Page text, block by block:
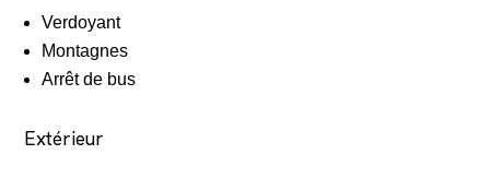
Verdoyant
Montagnes
Arrêt de bus
Extérieur